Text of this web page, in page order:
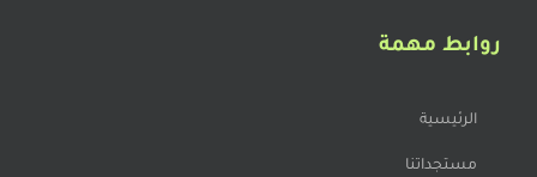
روابط مهمة
الرئيسية
مستجداتنا